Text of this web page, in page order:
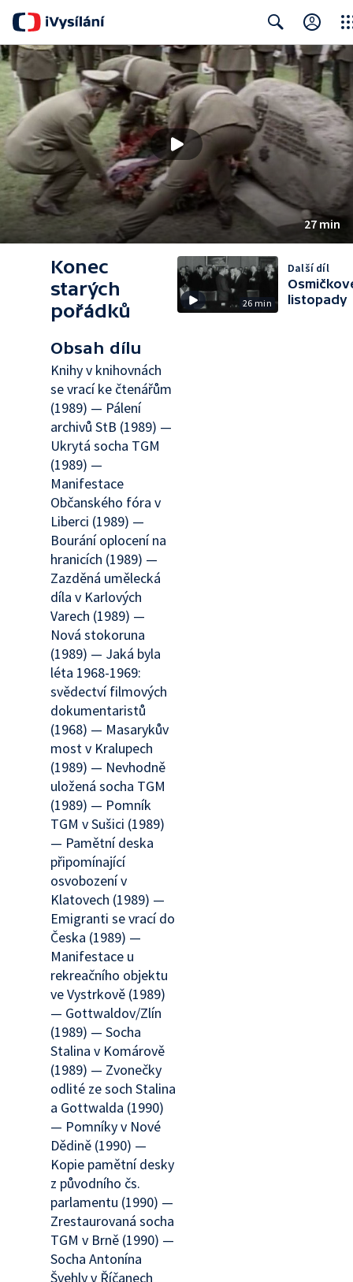
Search
27 min
Konec
starých
pořádků
Obsah dílu
Knihy v knihovnách
se vrací ke čtenářům
(1989) — Pálení
archivů StB (1989) —
Ukrytá socha TGM
(1989) —
Manifestace
Občanského fóra v
Liberci (1989) —
Bourání oplocení na
hranicích (1989) —
Zazděná umělecká
díla v Karlových
Varech (1989) —
Nová stokoruna
(1989) — Jaká byla
léta 1968-1969:
svědectví filmových
dokumentaristů
(1968) — Masarykův
most v Kralupech
(1989) — Nevhodně
uložená socha TGM
(1989) — Pomník
TGM v Sušici (1989)
— Pamětní deska
připomínající
osvobození v
Klatovech (1989) —
Emigranti se vrací do
Česka (1989) —
Manifestace u
rekreačního objektu
ve Vystrkově (1989)
— Gottwaldov/Zlín
(1989) — Socha
Stalina v Komárově
(1989) — Zvonečky
odlité ze soch Stalina
a Gottwalda (1990)
— Pomníky v Nové
Dědině (1990) —
Kopie pamětní desky
z původního čs.
parlamentu (1990) —
Zrestaurovaná socha
TGM v Brně (1990) —
Socha Antonína
Švehly v Říčanech
26 min
Další díl
listopady